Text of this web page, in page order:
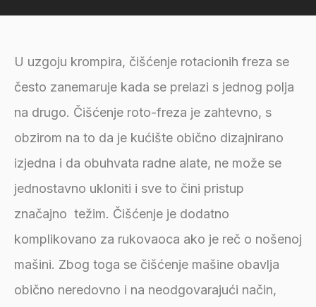
U uzgoju krompira, čišćenje rotacionih freza se
često zanemaruje kada se prelazi s jednog polja
na drugo. Čišćenje roto-freza je zahtevno, s
obzirom na to da je kućište obično dizajnirano
izjedna i da obuhvata radne alate, ne može se
jednostavno ukloniti i sve to čini pristup
značajno težim. Čišćenje je dodatno
komplikovano za rukovaoca ako je reč o nošenoj
mašini. Zbog toga se čišćenje mašine obavlja
obično neredovno i na neodgovarajući način,